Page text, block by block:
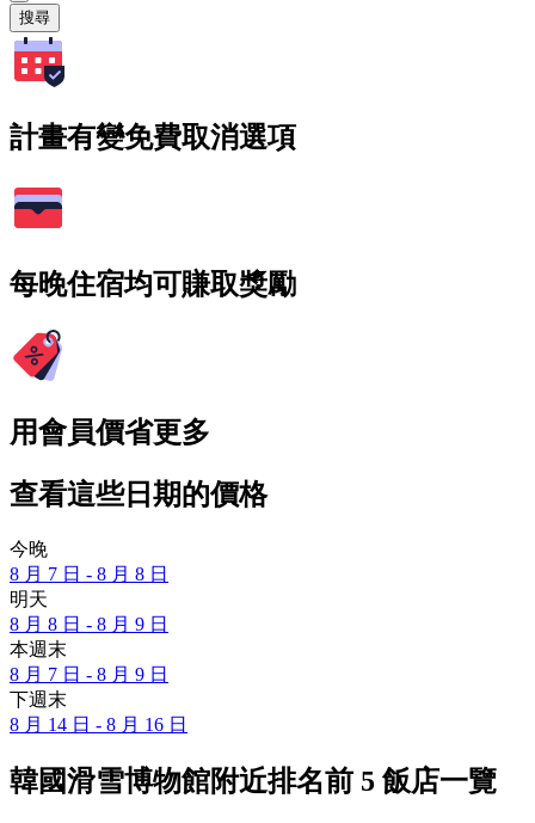
搜尋
計畫有變免費取消選項
每晚住宿均可賺取獎勵
用會員價省更多
查看這些日期的價格
今晚
8 月 7 日 - 8 月 8 日
明天
8 月 8 日 - 8 月 9 日
本週末
8 月 7 日 - 8 月 9 日
下週末
8 月 14 日 - 8 月 16 日
韓國滑雪博物館附近排名前 5 飯店一覽